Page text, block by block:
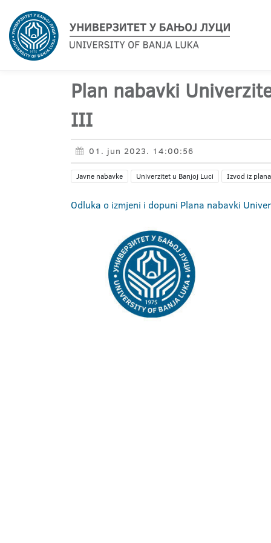
Plan nabavki
III
01. jun 2023. 14:00:56
Javne nabavke Univerzitet u Banjoj Luci Izvod iz
Odluka o izmjeni i dopuni Plana nabavki